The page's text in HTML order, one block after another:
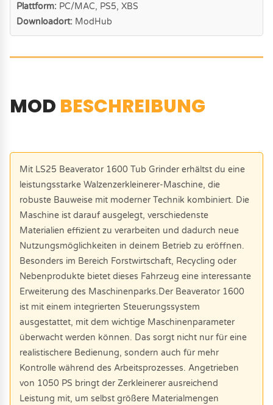
Plattform: PC/MAC, PS5, XBS
Downloadort: ModHub
MOD BESCHREIBUNG
Mit LS25 Beaverator 1600 Tub Grinder erhältst du eine
leistungsstarke Walzenzerkleinerer-Maschine, die
robuste Bauweise mit moderner Technik kombiniert. Die
Maschine ist darauf ausgelegt, verschiedenste
Materialien effizient zu verarbeiten und dadurch neue
Nutzungsmöglichkeiten in deinem Betrieb zu eröffnen.
Besonders im Bereich Forstwirtschaft, Recycling oder
Nebenprodukte bietet dieses Fahrzeug eine interessante
Erweiterung des Maschinenparks.Der Beaverator 1600
ist mit einem integrierten Steuerungssystem
ausgestattet, mit dem wichtige Maschinenparameter
überwacht werden können. Das sorgt nicht nur für eine
realistischere Bedienung, sondern auch für mehr
Kontrolle während des Arbeitsprozesses. Angetrieben
von 1050 PS bringt der Zerkleinerer ausreichend
Leistung mit, um selbst größere Materialmengen